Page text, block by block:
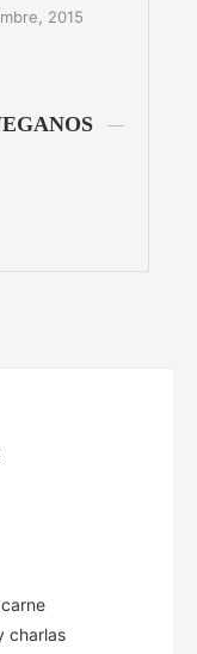
2015
charlas